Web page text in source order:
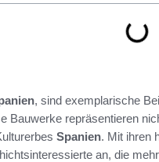
, sind exemplarische
Bauwerke repräsentieren
Spanien. Mit ihren
an, die